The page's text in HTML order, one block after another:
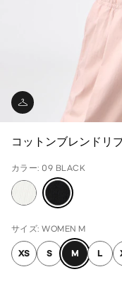
コットンブレンドリ
カラー: 09 BLACK
サイズ: WOMEN M
XS S M L